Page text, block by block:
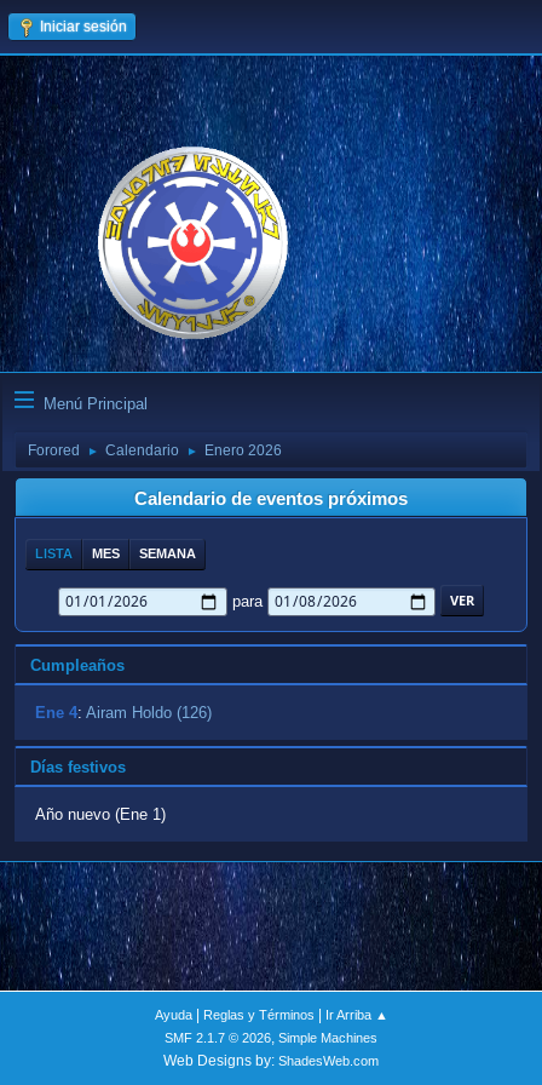
Iniciar sesión
Menú Principal
Forored ► Calendario ► Enero 2026
Calendario de eventos próximos
LISTA MES SEMANA
para
Cumpleaños
Ene 4: Airam Holdo (126)
Días festivos
Año nuevo (Ene 1)
Ayuda| Reglas y Términos
Ir Arriba ▲
SMF 2.1.7 © 2026, Simple Machines
Web Designs by: ShadesWeb.com